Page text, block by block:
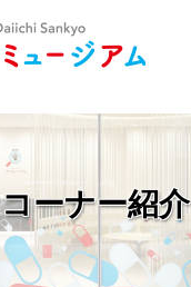
コーナー紹介